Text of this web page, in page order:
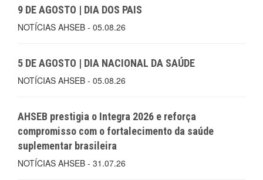
9 DE AGOSTO | DIA DOS PAIS
NOTÍCIAS AHSEB - 05.08.26
5 DE AGOSTO | DIA NACIONAL DA SAÚDE
NOTÍCIAS AHSEB - 05.08.26
AHSEB prestigia o Integra 2026 e reforça
compromisso com o fortalecimento da saúde
suplementar brasileira
NOTÍCIAS AHSEB - 31.07.26